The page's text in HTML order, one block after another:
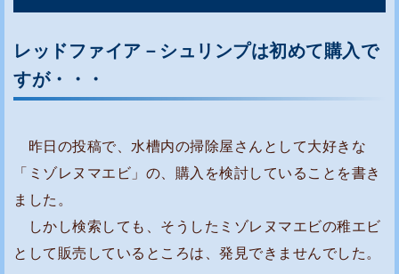
ド
フ
ァ
ア
－
シ
ュ
リ
レッドファイア－シュリンプは初めて購入で
すが・・・
昨日の投稿で、水槽内の掃除屋さんとして大好きな
「ミゾレヌマエビ」の、購入を検討していることを書き
ました。
しかし検索しても、そうしたミゾレヌマエビの稚エビ
として販売しているところは、発見できませんでした。